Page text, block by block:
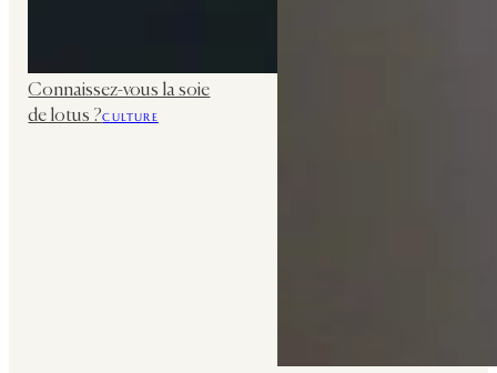
Connaissez-vous la soie
de lotus ?CULTURE